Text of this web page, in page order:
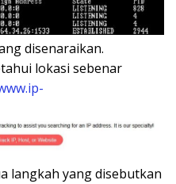
disenaraikan.
lokasi sebenar
langkah yang disebutkan